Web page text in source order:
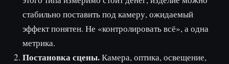
стабильно поставить под камеру, ожидаемый
эффект понятен. Не «контролировать всё», а одна
метрика.
Постановка сцены.Камера, оптика, освещение,